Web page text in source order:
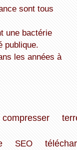
publique.
compresser
SEO